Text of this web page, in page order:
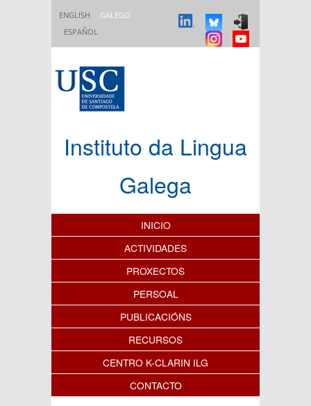
ENGLISH
GALEGO
ESPAÑOL
Instituto da Lingua
Galega
Índice de contidos
INICIO
ACTIVIDADES
PROXECTOS
PERSOAL
PUBLICACIÓNS
RECURSOS
CENTRO K-CLARIN ILG
CONTACTO